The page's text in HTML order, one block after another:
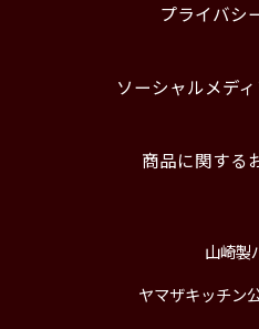
プライバシ
ソーシャルメデ
商品に関する
山崎製
ヤマザキッチ